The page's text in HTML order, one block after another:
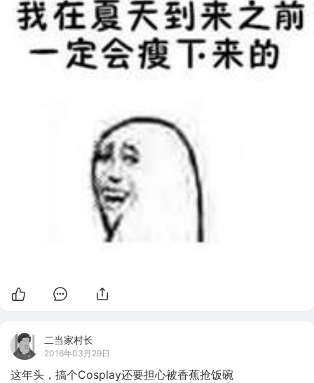
二当家村长
2016年03月29日
这年头，搞个Cosplay还要担心被香蕉抢饭碗